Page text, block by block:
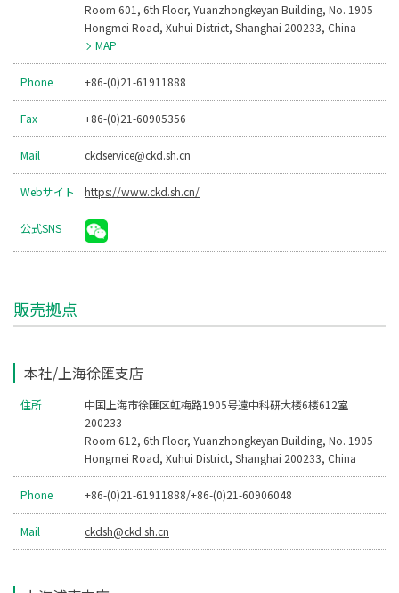
Room 601, 6th Floor, Yuanzhongkeyan Building, No. 1905
Hongmei Road, Xuhui District, Shanghai 200233, China
MAP
Phone +86-(0)21-61911888
Fax +86-(0)21-60905356
Mail ckdservice@ckd.sh.cn
Webサイト https://www.ckd.sh.cn/
公式SNS
販売拠点
本社/上海徐匯支店
住所
中国上海市徐匯区虹梅路1905号遠中科研大楼6楼612室
200233
Room 612, 6th Floor, Yuanzhongkeyan Building, No. 1905
Hongmei Road, Xuhui District, Shanghai 200233, China
Phone +86-(0)21-61911888/+86-(0)21-60906048
Mail ckdsh@ckd.sh.cn